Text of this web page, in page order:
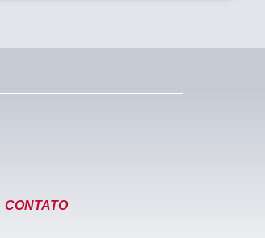
CONTATO